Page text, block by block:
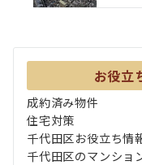
お役立
成約済み物件
住宅対策
千代田区お役立ち情
千代田区のマンショ